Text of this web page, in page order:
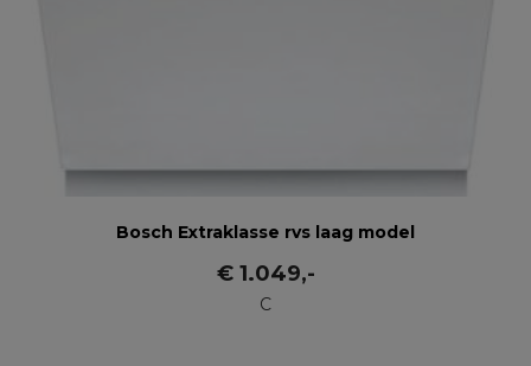
Bosch Extraklasse rvs laag model
€1.049,-
C